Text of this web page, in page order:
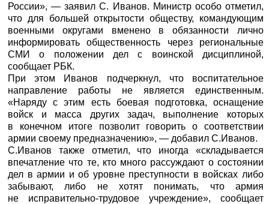
России», — заявил С. Иванов. Министр особо отметил,
что для большей открытости обществу, командующим
военными округами вменено в обязанности лично
информировать общественность через региональные
СМИ о положении дел с воинской дисциплиной,
сообщает РБК.
При этом Иванов подчеркнул, что воспитательное
направление работы не является единственным.
«Наряду с этим есть боевая подготовка, оснащение
войск и масса других задач, выполнение которых
в конечном итоге позволит говорить о соответствии
армии своему предназначению», — добавил С.Иванов.
С.Иванов также отметил, что иногда «складывается
впечатление что те, кто много рассуждают о состоянии
дел в армии и об уровне преступности в войсках либо
забывают, либо не хотят понимать, что армия
не исправительно-трудовое учреждение», сообщает